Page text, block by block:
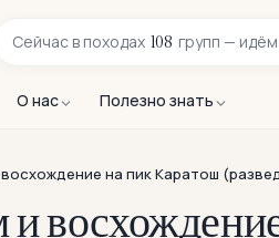
Сейчас в походах 108 групп —
О нас Полезно знать
на пик Каратош